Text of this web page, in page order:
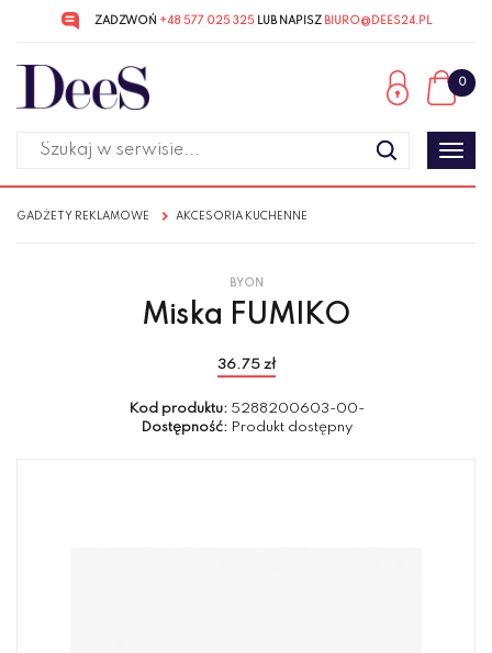
do menu
głównego
do
menu
w
ZADZWOŃ +48 577 025 325LUB NAPISZ BIURO@DEES24.PL
0
GADŻETY REKLAMOWE AKCESORIA KUCHENNE
BYON
Miska FUMIKO
36.75 zł
Kod produktu: 5288200603-00-
Dostępność: Produkt dostępny